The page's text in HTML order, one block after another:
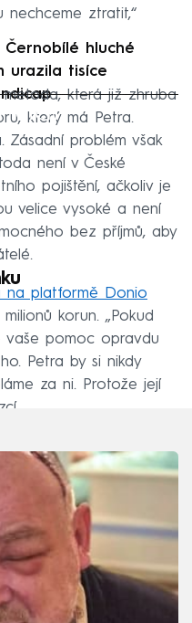
nechceme ztratit,“
Černobílé hluché
urazila tisíce
fetch
která již zhruba
který má Petra.
Zásadní problém však
není v České
pojištění, ačkoliv je
velice vysoké a není
bez příjmů, aby
na platformě Donio
korun. „Pokud
vaše pomoc opravdu
Petra by si nikdy
za ni. Protože její